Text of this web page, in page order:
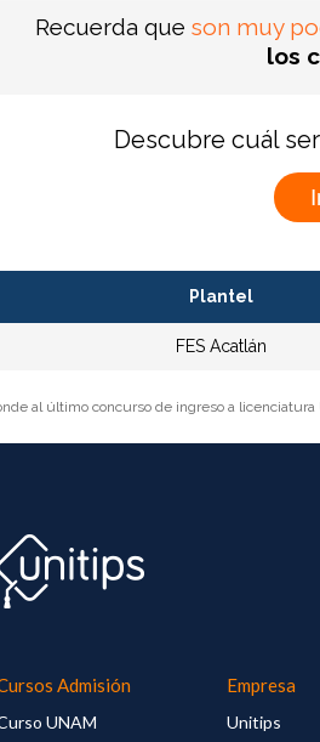
Recuerda que son muy
los
Descubre cuál
Plantel
FES Acatlán
al último concurso de ingreso a
Admisión
UNAM
Empresa
Unitips